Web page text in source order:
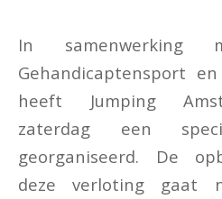
In samenwerking
Gehandicaptensport
heeft Jumping
zaterdag een
georganiseerd. De
deze verloting gaat